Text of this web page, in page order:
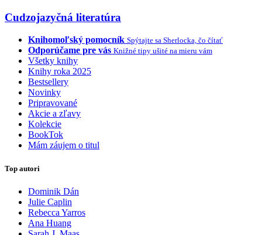
Cudzojazyčná literatúra
Knihomoľský pomocník Spýtajte sa Sherlocka, čo čítať
Odporúčame pre vás Knižné tipy ušité na mieru vám
Všetky knihy
Knihy roka 2025
Bestsellery
Novinky
Pripravované
Akcie a zľavy
Kolekcie
BookTok
Mám záujem o titul
Top autori
Dominik Dán
Julie Caplin
Rebecca Yarros
Ana Huang